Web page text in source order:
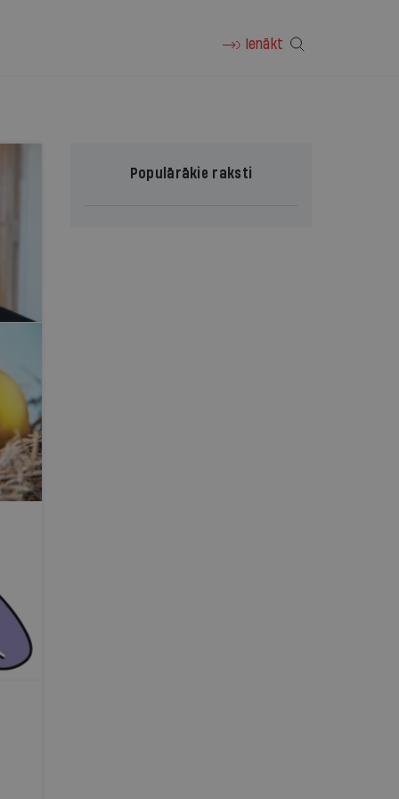
Ienākt
Populārākie raksti